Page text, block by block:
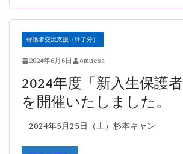
保護者交流支援（終了分）
2024年6月6日 omuesa
2024年度「新入生保護者
を開催いたしました。
2024年5月25日（土）杉本キャン